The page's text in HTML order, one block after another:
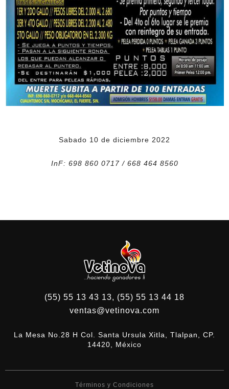
Sabado 10 de diciembre 2022
InF: 698 860 0717 / 668 464 8560
(55) 55 13 43 13, (55) 55 13 44 18
ventas@vetinova.com
La Mesa No.28 H Col. Santa Ursula Xitla, Tlalpan, CP.
14420, México
Términos y Condiciones